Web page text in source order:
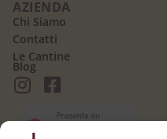
AZIENDA
Chi Siamo
Contatti
Le Cantine
Blog